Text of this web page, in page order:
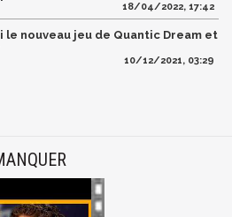
18/04/2022, 17:42
le nouveau jeu de Quantic Dream et
10/12/2021, 03:29